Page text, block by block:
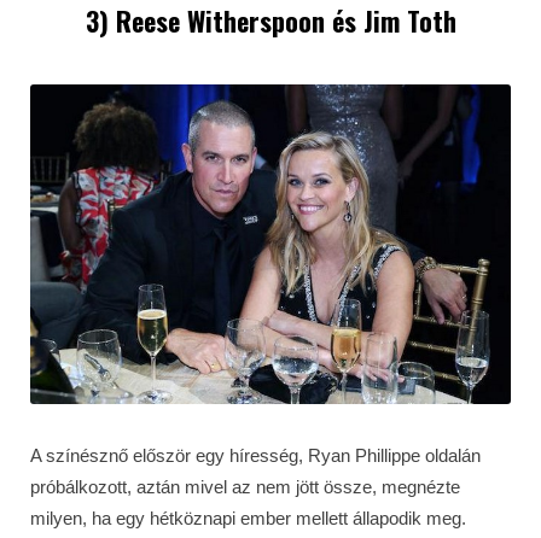
3) Reese Witherspoon és Jim Toth
A színésznő először egy híresség, Ryan Phillippe oldalán
próbálkozott, aztán mivel az nem jött össze, megnézte
milyen, ha egy hétköznapi ember mellett állapodik meg.